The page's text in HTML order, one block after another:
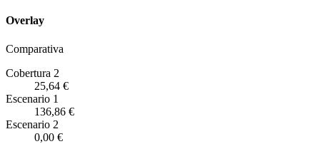
Overlay
Comparativa
Cobertura 2
25,64 €
Escenario 1
136,86 €
Escenario 2
0,00 €